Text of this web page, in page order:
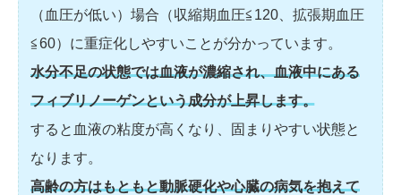
（血圧が低い）場合（収縮期血圧≦120、拡張期血圧
≦60）に重症化しやすいことが分かっています。
水分不足の状態では血液が濃縮され、血液中にある
フィブリノーゲンという成分が上昇します。
すると血液の粘度が高くなり、固まりやすい状態と
なります。
高齢の方はもともと動脈硬化や心臓の病気を抱えて